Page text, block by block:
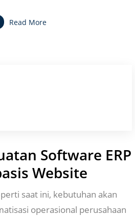
Read More
Software ERP
Website
saat ini, kebutuhan akan
operasional perusahaan